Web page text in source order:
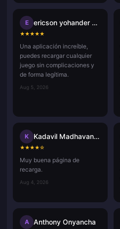
E ericson yohander alvarado mart
★★★★★
Una aplicación increíble,
puedes recargar cualquier
juego sin complicaciones y
de forma legítima.
Aug 5, 2026
K Kadavil Madhavan Harikrishnan
★★★★☆
Muy buena página de
recarga.
Aug 4, 2026
A Anthony Onyancha